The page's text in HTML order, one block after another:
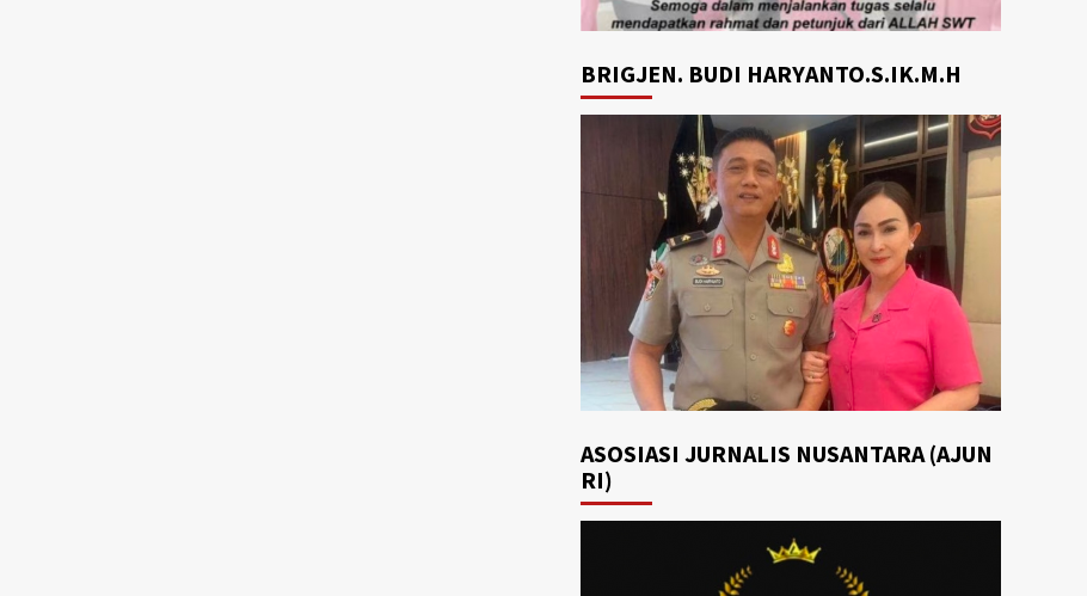
BRIGJEN. BUDI HARYANTO.S.IK.M.H
ASOSIASI JURNALIS NUSANTARA (AJUN
RI)